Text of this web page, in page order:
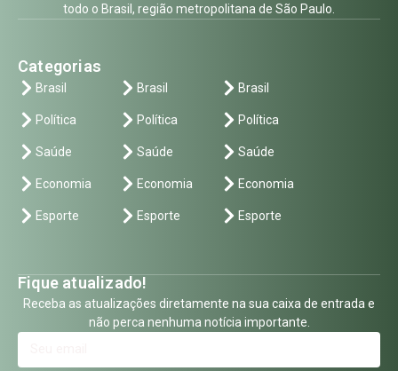
todo o Brasil, região metropolitana de São Paulo.
Categorias
Brasil
Política
Saúde
Economia
Esporte
Brasil
Política
Saúde
Economia
Esporte
Brasil
Política
Saúde
Economia
Esporte
Fique atualizado!
Receba as atualizações diretamente na sua caixa de entrada e
não perca nenhuma notícia importante.